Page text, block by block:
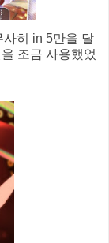
사히 in 5만을 달
조금 사용했었